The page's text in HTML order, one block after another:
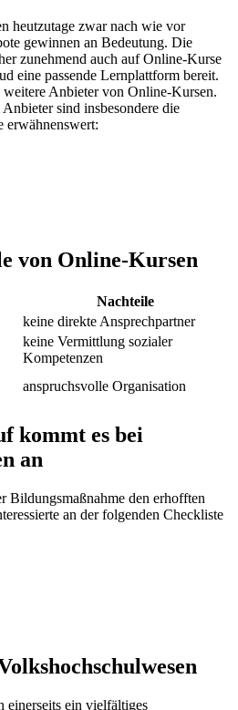
heutzutage zwar nach wie vor
gewinnen an Bedeutung. Die
zunehmend auch auf Online-Kurse
eine passende Lernplattform bereit.
Anbieter von Online-Kursen.
sind insbesondere die
erwähnenswert:
von Online-Kursen
Nachteile
keine direkte Ansprechpartner
keine Vermittlung sozialer
Kompetenzen
anspruchsvolle Organisation
kommt es bei
an
Bildungsmaßnahme den erhofften
an der folgenden Checkliste
einerseits ein vielfältiges